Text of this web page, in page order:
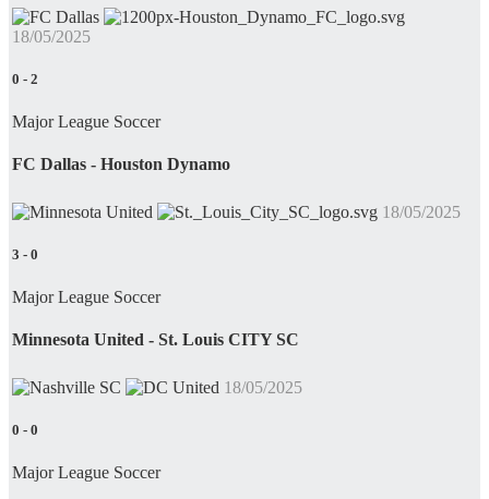
18/05/2025
0 - 2
Major League Soccer
FC Dallas - Houston Dynamo
18/05/2025
3 - 0
Major League Soccer
Minnesota United - St. Louis CITY SC
18/05/2025
0 - 0
Major League Soccer